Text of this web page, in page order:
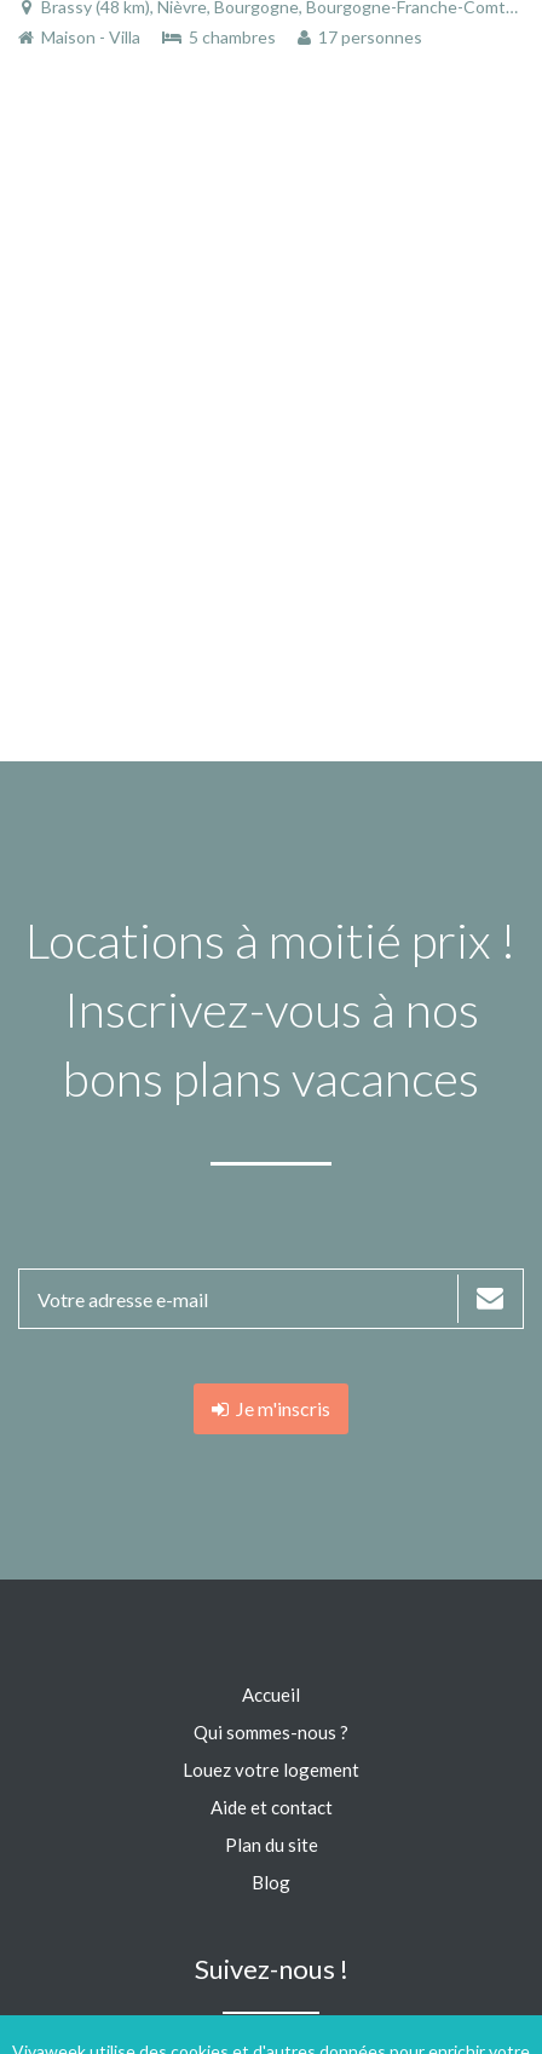
Brassy (48 km), Nièvre, Bourgogne, Bourgogne-Franche-Comté, France
Maison - Villa
5 chambres 17 personnes
Locations à moitié prix !
Inscrivez-vous à nos
bons plans vacances
Je m'inscris
Accueil
Qui sommes-nous ?
Louez votre logement
Aide et contact
Plan du site
Blog
Suivez-nous !